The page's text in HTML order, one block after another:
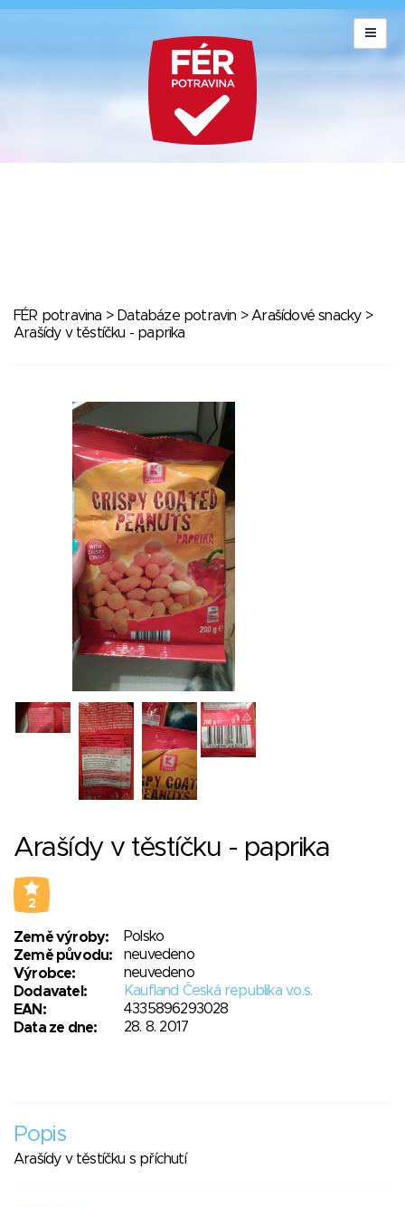
FÉR potravina > Databáze potravin > Arašídové snacky>
Arašídy v těstíčku - paprika
Arašídy v těstíčku - paprika
2
Země výroby:
Polsko
Země původu:
neuvedeno
Výrobce:
neuvedeno
Dodavatel:
Kaufland Česká republika v.o.s.
EAN:
4335896293028
Data ze dne:
28. 8. 2017
Popis
Arašídy v těstíčku s příchutí